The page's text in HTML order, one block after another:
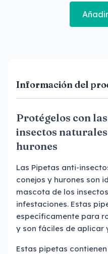
Información del
Protégelos con
insectos
hurones
Las Pipetas anti-
conejos y hurones son
mascota de los
infestaciones. Estas
específicamente para
y son fáciles de aplicar
Estas pipetas